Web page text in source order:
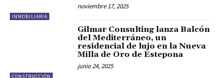
INMOBILIARIA
noviembre 17, 2025
CONSTRUCCIÓN
Gilmar Consulting lanza Balcón
del Mediterráneo, un
residencial de lujo en la Nueva
Milla de Oro de Estepona
junio 24, 2025